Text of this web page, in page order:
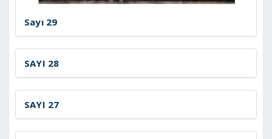
Sayı 29
SAYI 28
SAYI 27